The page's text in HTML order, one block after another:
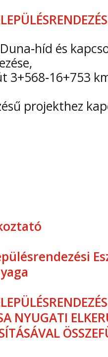
Duna‐híd és
3+568‐16+753
projekthez
NYUGATI